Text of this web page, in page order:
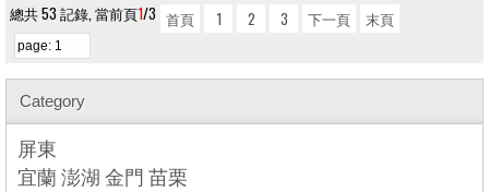
總共 53 記錄, 當前頁1/3 首頁 1 2 3 下一頁 末頁
Category
屏東
宜蘭 澎湖 金門 苗栗